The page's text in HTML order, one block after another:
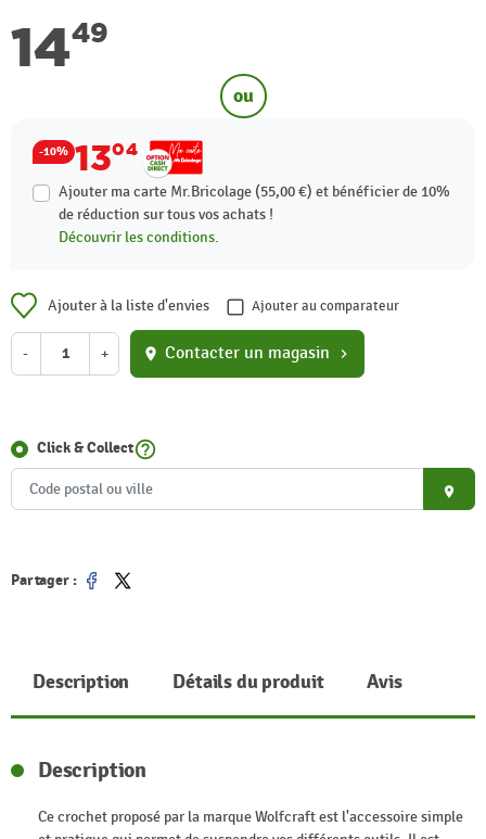
1449
ou
-10% 1304
Ajouter ma carte Mr.Bricolage (55,00 €) et bénéficier de 10%
de réduction sur tous vos achats !
Découvrir les conditions.
Ajouter à la liste d'envies Ajouter au comparateur
- + location_on Contacter un magasin chevron_right
Click & Collecthelp_outline
place
Partager :
Partager
Tweet
Description Détails du produit Avis
Description
Ce crochet proposé par la marque Wolfcraft est l'accessoire simple